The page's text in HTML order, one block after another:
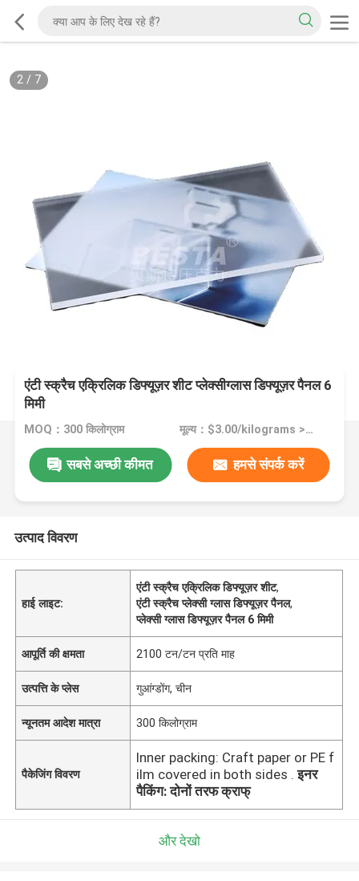
2/ 7
एंटी स्क्रैच एक्रिलिक डिफ्यूज़र शीट प्लेक्सीग्लास डिफ्यूज़र पैनल 6
मिमी
MOQ：300 किलोग्राम मूल्य：$3.00/kilograms >=300 kilograms
सबसे अच्छी कीमत हमसे संपर्क करें
उत्पाद विवरण
हाई लाइट:
एंटी स्क्रैच एक्रिलिक डिफ्यूज़र शीट,
एंटी स्क्रैच प्लेक्सी ग्लास डिफ्यूज़र पैनल,
प्लेक्सी ग्लास डिफ्यूज़र पैनल 6 मिमी
आपूर्ति की क्षमता 2100 टन/टन प्रति माह
उत्पत्ति के प्लेस गुआंग्डोंग, चीन
न्यूनतम आदेश मात्रा 300 किलोग्राम
पैकेजिंग विवरण
Inner packing: Craft paper or PE f
ilm covered in both sides . इनर
पैकिंग: दोनों तरफ क्राफ्
और देखो